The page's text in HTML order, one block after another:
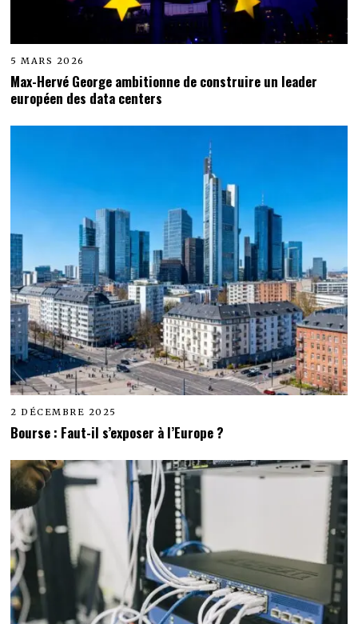
5 MARS 2026
Max-Hervé George ambitionne de construire un leader
européen des data centers
2 DÉCEMBRE 2025
Bourse : Faut-il s’exposer à l’Europe ?